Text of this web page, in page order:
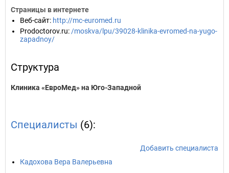
Страницы в интернете
Веб-сайт: http://mc-euromed.ru
Prodoctorov.ru: /moskva/lpu/39028-klinika-evromed-na-yugo-
zapadnoy/
Структура
Клиника «ЕвроМед» на Юго-Западной
Специалисты (6):
Добавить специалиста
Кадохова Вера Валерьевна